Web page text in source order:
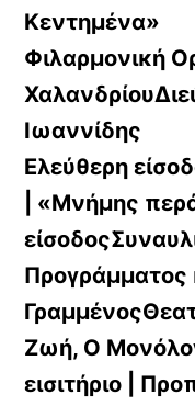
Κεντημένα»
Φιλαρμονική
Ιωαννίδης
Ελεύθερη
| «Μνήμης
Προγράμματος
Ζωή, Ο
εισιτήριο |